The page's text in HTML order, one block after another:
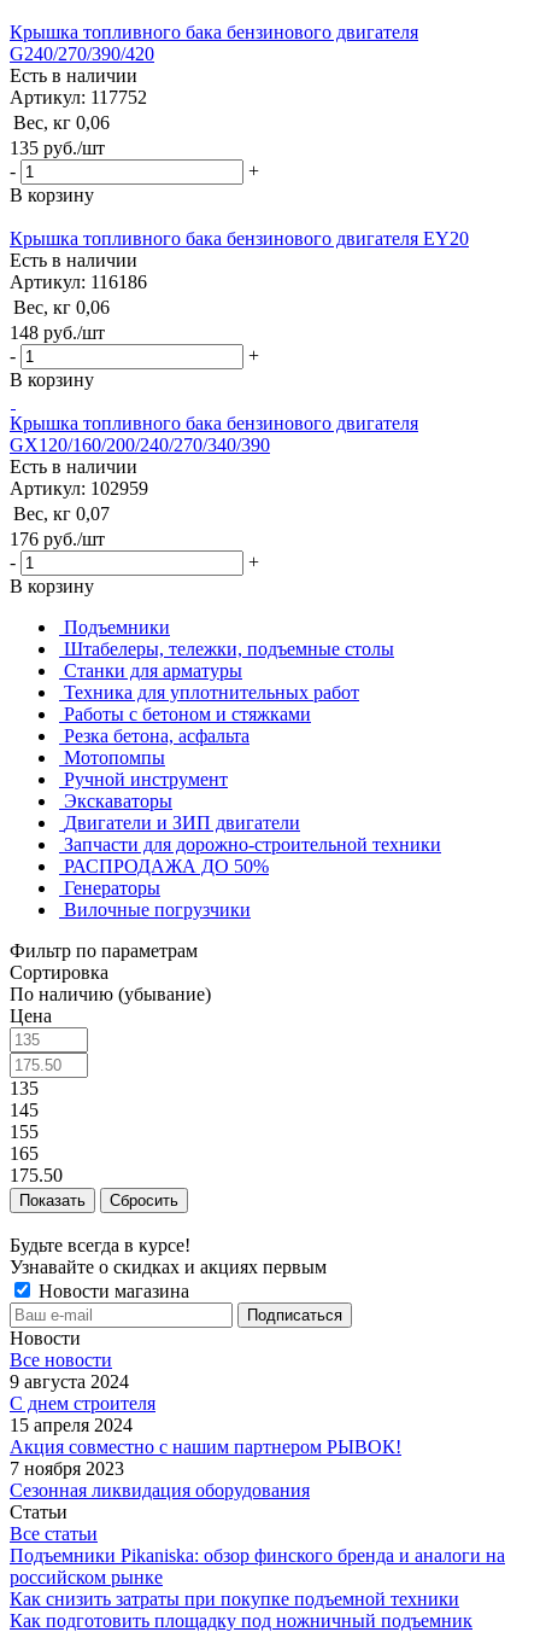
Крышка топливного бака бензинового двигателя
G240/270/390/420
Есть в наличии
Артикул: 117752
Вес, кг 0,06
135 руб./шт
-
+
В корзину
Крышка топливного бака бензинового двигателя EY20
Есть в наличии
Артикул: 116186
Вес, кг 0,06
148 руб./шт
-
+
В корзину
Крышка топливного бака бензинового двигателя
GX120/160/200/240/270/340/390
Есть в наличии
Артикул: 102959
Вес, кг 0,07
176 руб./шт
-
+
В корзину
Подъемники
Штабелеры, тележки, подъемные столы
Станки для арматуры
Техника для уплотнительных работ
Работы с бетоном и стяжками
Резка бетона, асфальта
Мотопомпы
Ручной инструмент
Экскаваторы
Двигатели и ЗИП двигатели
Запчасти для дорожно-строительной техники
РАСПРОДАЖА ДО 50%
Генераторы
Вилочные погрузчики
Фильтр по параметрам
Сортировка
По наличию (убывание)
Цена
135
145
155
165
175.50
Сбросить
Будьте всегда в курсе!
Узнавайте о скидках и акциях первым
Новости магазина
Новости
Все новости
9 августа 2024
С днем строителя
15 апреля 2024
Акция совместно с нашим партнером РЫВОК!
7 ноября 2023
Сезонная ликвидация оборудования
Статьи
Все статьи
Подъемники Pikaniska: обзор финского бренда и аналоги на
российском рынке
Как снизить затраты при покупке подъемной техники
Как подготовить площадку под ножничный подъемник